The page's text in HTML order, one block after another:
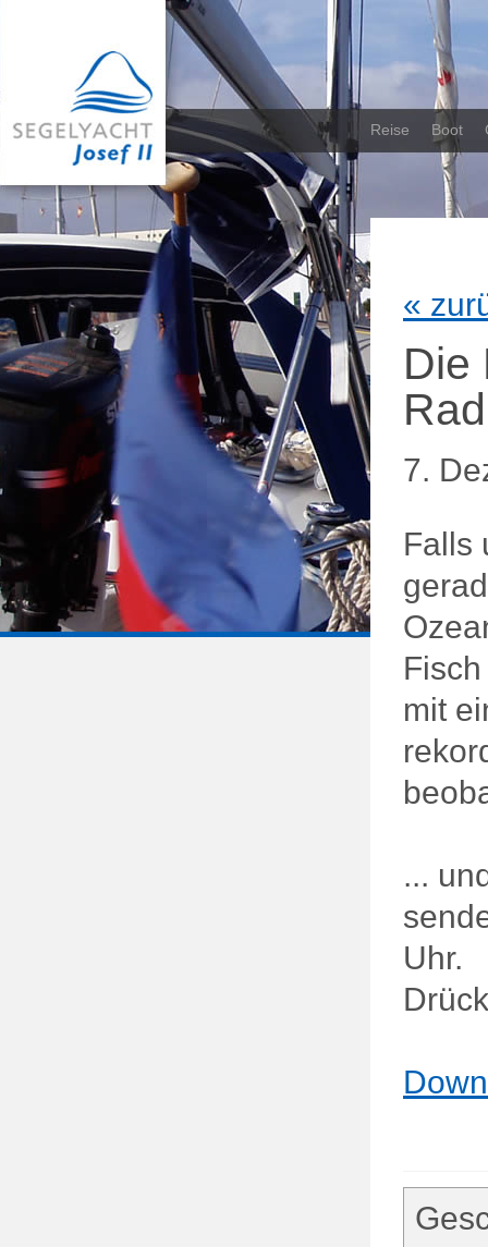
Reise Boot
«
Die
7.
Falls
mit
...
Uhr.